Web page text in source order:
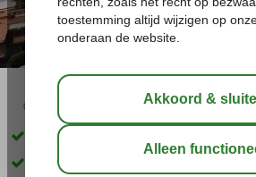
02:30 aug 30°C
Vlak bij het strand en aan de boulevard
Infinity zwembad op het dak